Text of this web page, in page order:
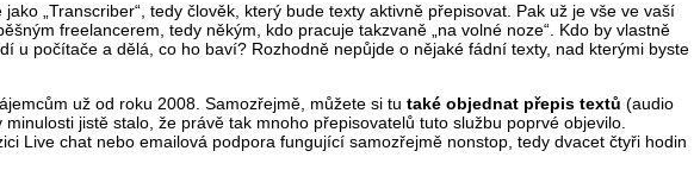
„Transcriber“, tedy člověk, který bude texty aktivně přepisovat. Pak už je vše ve vaší
freelancerem, tedy někým, kdo pracuje takzvaně „na volné noze“. Kdo by vlastně
u počítače a dělá, co ho baví? Rozhodně nepůjde o nějaké fádní texty, nad kterými byste
už od roku 2008. Samozřejmě, můžete si tu také objednat přepis textů (audio
jistě stalo, že právě tak mnoho přepisovatelů tuto službu poprvé objevilo.
Live chat nebo emailová podpora fungující samozřejmě nonstop, tedy dvacet čtyři hodin